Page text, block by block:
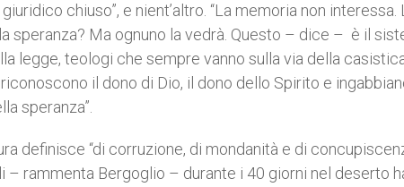
chiuso”, e nient’altro. “La memoria non interessa.
speranza? Ma ognuno la vedrà. Questo – dice – è il
legge, teologi che sempre vanno sulla via della
il dono di Dio, il dono dello Spirito e
speranza”.
definisce “di corruzione, di mondanità e di
– rammenta Bergoglio – durante i 40 giorni nel deserto